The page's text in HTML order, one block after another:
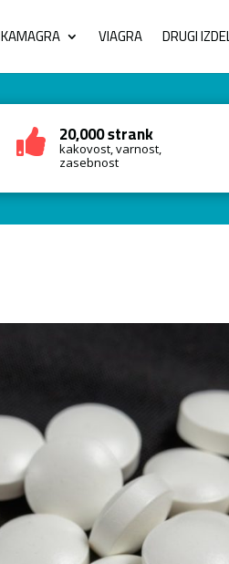
KAMAGRA VIAGRA DRUGI
 20,000 strank
kakovost, varnost,
zasebnost